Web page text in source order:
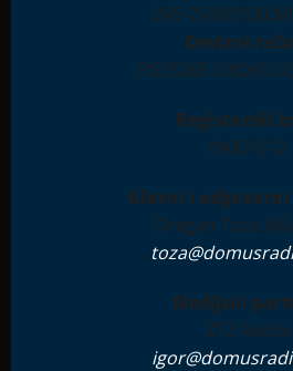
265-
Devizni
Registarski
IN001612
Glavni i
Dragan Toza
Medijski
ZTZ Media